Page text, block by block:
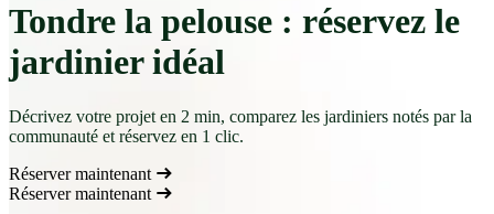
Tondre la pelouse : réservez le
jardinier idéal
Décrivez votre projet en 2 min, comparez les jardiniers notés par la
communauté et réservez en 1 clic.
Réserver maintenant
Réserver maintenant